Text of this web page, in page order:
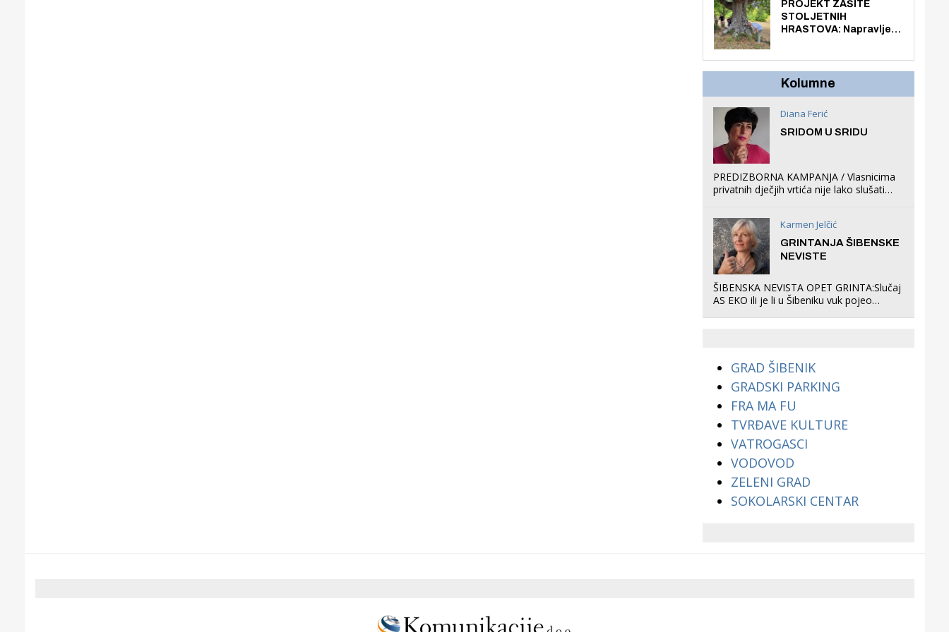
električnim biciklom.
PROJEKT ZAŠITE
STOLJETNIH
HRASTOVA: Napravljen
Kolumne
Diana Ferić
SRIDOM U SRIDU
PREDIZBORNA KAMPANJA / Vlasnicima
privatnih dječjih vrtića nije lako slušati
što oni rade u Šibeniku ne postoji
Karmen Jelčić
GRINTANJA ŠIBENSKE
NEVISTE
ŠIBENSKA NEVISTA OPET GRINTA:Slučaj
AS EKO ili je li u Šibeniku vuk pojeo
GRAD ŠIBENIK
GRADSKI PARKING
FRA MA FU
TVRĐAVE KULTURE
VATROGASCI
VODOVOD
ZELENI GRAD
SOKOLARSKI CENTAR